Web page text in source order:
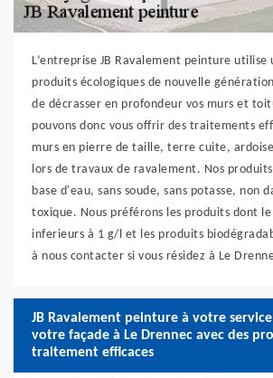
L’entreprise JB Ravalement peinture utilise
produits écologiques de nouvelle
de décrasser en profondeur vos murs et
pouvons donc vous offrir des traitements
murs en pierre de taille, terre cuite,
lors de travaux de ravalement. Nos
base d'eau, sans soude, sans potasse, non
toxique. Nous préférons les produits dont le
inferieurs à 1 g/l et les produits
à nous contacter si vous résidez à Le
JB Ravalement peinture à votre
votre façade à Le Drennec avec des
traitement efficaces